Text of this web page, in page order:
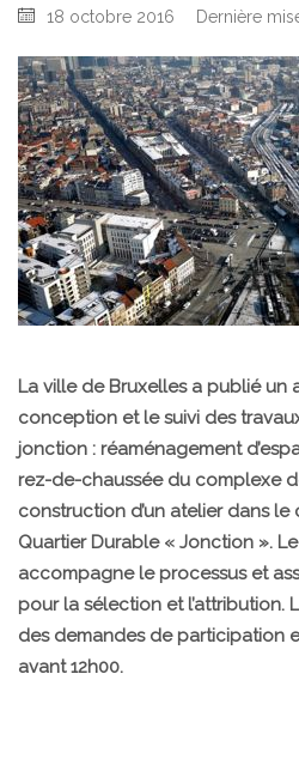
18 octobre 2016 Dernière
La ville de Bruxelles a publié un
conception et le suivi des
jonction : réaménagement
rez-de-chaussée du complexe
construction d’un atelier dans
Quartier Durable « Jonction ».
accompagne le processus et
pour la sélection et l’attribution.
des demandes de participation
avant 12h00.